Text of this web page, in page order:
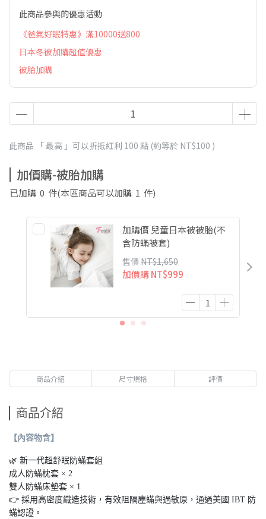
此商品參與的優惠活動
《爸氣好眠特惠》滿10000送800
日本冬被加購超值優惠
被胎加購
此商品 「 最高 」可以折抵紅利 100 點 (約等於 NT$100 )
加價購-被胎加購
已加購 0 件(本區商品可以加購 1 件)
加購價 兒童日本被被胎(不
含防蟎被套)
售價 NT$1,650
加價購NT$999
商品介紹 尺寸規格 評價
商品介紹
【內容物含】
🌿 新一代超舒眠防蟎套組
成人防蟎枕套 × 2
雙人防蟎床墊套 × 1
👉 採用高密度織造技術，有效阻隔塵蟎與過敏原，通過美國 IBT 防
蟎認證。